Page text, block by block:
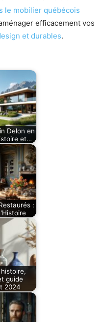
le mobilier québécois
efficacement vos
et durables.
Delon en
et…
:
guide
2024